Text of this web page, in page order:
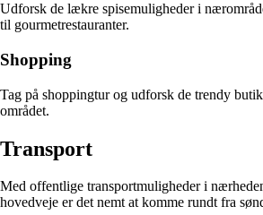
Udforsk de lækre spisemuligheder i
til gourmetrestauranter.
Shopping
Tag på shoppingtur og udforsk de trendy
området.
Transport
Med offentlige transportmuligheder i
hovedveje er det nemt at komme rundt fra